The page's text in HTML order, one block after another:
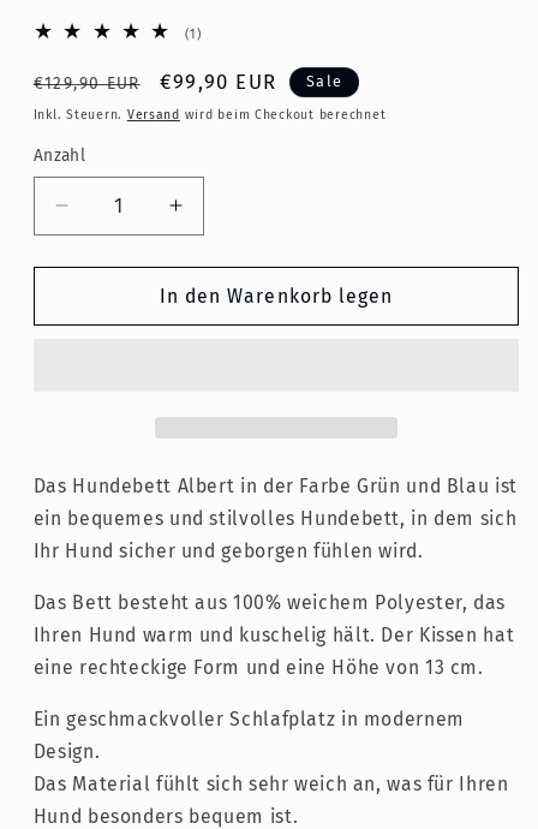
(1)1
insgesamt
Normaler
Preis
€129,90 EUR Verkaufspreis
€99,90 EUR Sale
Inkl. Steuern. Versand wird beim Checkout berechnet
Anzahl
Verringere
die
Menge
Hundebett
103
x
88
x
cm
Erhöhe
die
Menge
für
Hundebett
103
88
x
cm
In den Warenkorb legen
Das Hundebett Albert in der Farbe Grün und Blau ist
ein bequemes und stilvolles Hundebett, in dem sich
Ihr Hund sicher und geborgen fühlen wird.
Das Bett besteht aus 100% weichem Polyester, das
Ihren Hund warm und kuschelig hält. Der Kissen hat
eine rechteckige Form und eine Höhe von 13 cm.
Ein geschmackvoller Schlafplatz in modernem
Design.
Das Material fühlt sich sehr weich an, was für Ihren
Hund besonders bequem ist.